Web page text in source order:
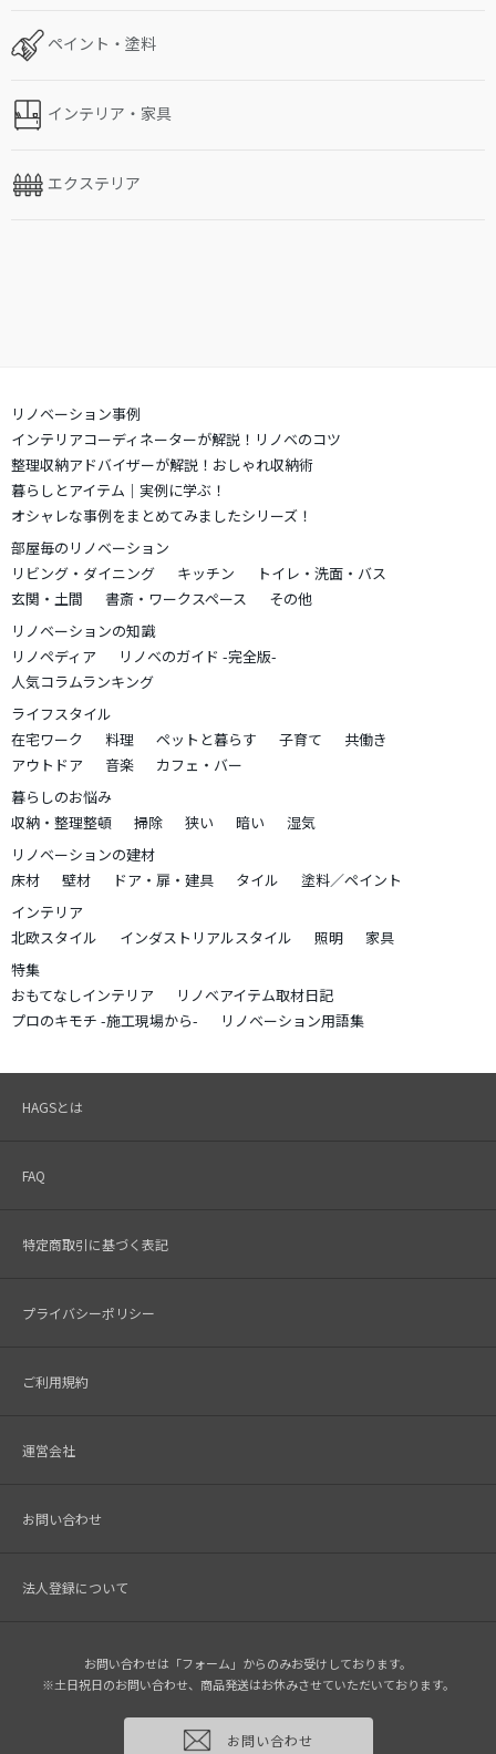
ペイント・塗料
インテリア・家具
エクステリア
リノベーション事例
インテリアコーディネーターが解説！リノベのコツ
整理収納アドバイザーが解説！おしゃれ収納術
暮らしとアイテム｜実例に学ぶ！
オシャレな事例をまとめてみましたシリーズ！
部屋毎のリノベーション
リビング・ダイニング
キッチン
トイレ・洗面・バス
玄関・土間
書斎・ワークスペース
その他
リノベーションの知識
リノペディア
リノベのガイド -完全版-
人気コラムランキング
ライフスタイル
在宅ワーク
料理 ペットと暮らす 子育て
共働き
アウトドア
音楽
カフェ・バー
暮らしのお悩み
収納・整理整頓
掃除 狭い 暗い
湿気
リノベーションの建材
床材
壁材 ドア・扉・建具 タイル
塗料／ペイント
インテリア
北欧スタイル
インダストリアルスタイル 照明
家具
特集
おもてなしインテリア
リノベアイテム取材日記
プロのキモチ -施工現場から-
リノベーション用語集
HAGSとは
FAQ
特定商取引に基づく表記
プライバシーポリシー
ご利用規約
運営会社
お問い合わせ
法人登録について
お問い合わせは「フォーム」からのみお受けしております。
※土日祝日のお問い合わせ、商品発送はお休みさせていただいております。
お問い合わせ